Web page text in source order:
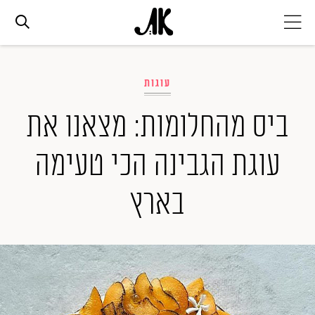
אופנה
ביוטי
סלבס
ערוצים נוספים
המגזין
עוגות
ביס מהחלומות: מצאנו את
עוגת הגבינה הכי טעימה
בארץ